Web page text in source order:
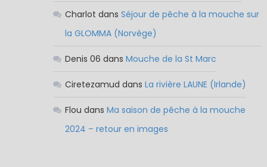
Charlot dans Séjour de pêche à la mouche sur
la GLOMMA (Norvège)
Denis 06 dans Mouche de la St Marc
Ciretezamud dans La rivière LAUNE (Irlande)
Flou dans Ma saison de pêche à la mouche
2024 – retour en images